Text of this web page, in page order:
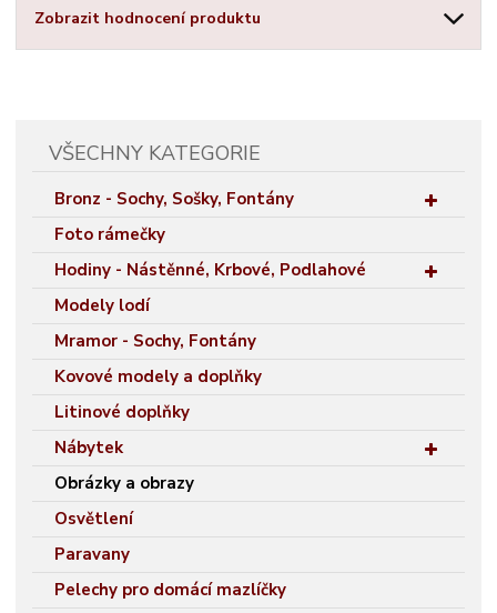
Zobrazit hodnocení produktu
VŠECHNY KATEGORIE
Bronz - Sochy, Sošky, Fontány
Foto rámečky
Hodiny - Nástěnné, Krbové, Podlahové
Modely lodí
Mramor - Sochy, Fontány
Kovové modely a doplňky
Litinové doplňky
Nábytek
Obrázky a obrazy
Osvětlení
Paravany
Pelechy pro domácí mazlíčky